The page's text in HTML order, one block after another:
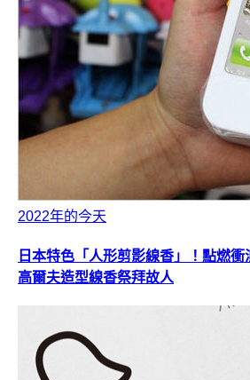
2022年的今天
日本特色「人形剪影線香」！點燃
高爾夫造型線香祭拜故人